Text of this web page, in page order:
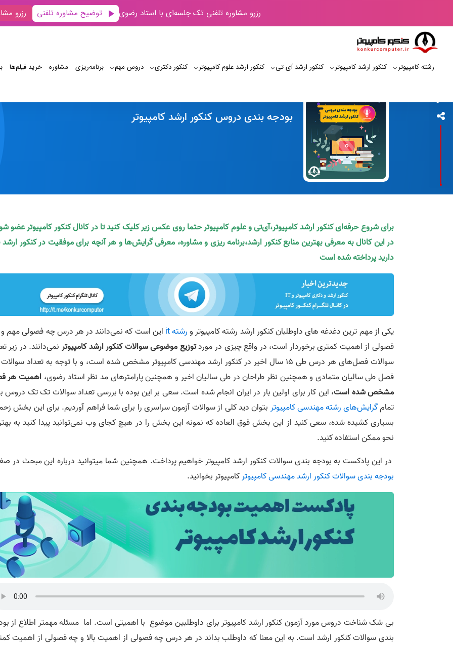
رزرو مشاوره تلفنی تک جلسه‌ای با استاد رضوی توضیح مشاوره تلفنی رزرو
رشته کامپیوتر کنکور ارشد کامپیوتر کنکور ارشد آی‌ تی کنکور ارشد علوم کامپیوتر کنکور دکتری دروس مهم برنامه‌‌ریزی مشاوره خرید فیلم‌ها
بودجه بندی دروس کنکور ارشد کامپیوتر
برای شروع حرفه‌ای کنکور ارشد کامپیوتر،آی‌تی و علوم کامپیوتر حتما روی عکس زیر کلیک کنید تا در کانال کنکور کامپیوتر عضو
در این کانال به معرفی بهترین منابع کنکور ارشد،برنامه ریزی و مشاوره، معرفی گرایش‌ها و هر آنچه برای موفقیت در کنکور ارشد
دارید پرداخته شده است
یکی از مهم ترین دغدغه های داوطلبان کنکور ارشد رشته کامپیوتر ورشته it این است که نمی‌دانند در هر درس چه فصولی مهم
فصولی از اهمیت کمتری برخوردار است، در واقع چیزی در موردتوزیع موضوعی سوالات کنکور ارشد کامپیوترنمی‌دانند. در زیر
سوالات فصل‌های هر درس طی 15 سال اخیر در کنکور ارشد مهندسی کامپیوتر مشخص شده است، و با توجه به تعداد
فصل طی سالیان متمادی و همچنین نظر طراحان در طی سالیان اخیر و همچنین پارامترهای مد نظر استاد رضوی، اهمیت هر
مشخص شده است، این کار برای اولین بار در ایران انجام شده است. سعی بر این بوده با بررسی تعداد سوالات تک تک دروس
تمامگرایش‌های رشته مهندسی کامپیوتر بتوان دید کلی‌ از سوالات آزمون سراسری را برای شما فراهم آوردیم. برای این بخش
بسیاری کشیده شده، سعی کنید از این بخش فوق العاده که نمونه این بخش را در هیچ کجای وب نمی‌توانید پیدا کنید به
نحو ممکن استفاده کنید.
در این پادکست به بودجه بندی سوالات کنکور ارشد کامپیوتر خواهیم پرداخت. همچنین شما میتوانید درباره این مبحث در
بودجه بندی سوالات کنکور ارشد مهندسی کامپیوترکامپیوتر بخوانید.
بی شک شناخت دروس مورد آزمون کنکور ارشد کامپیوتر برای داوطلبین موضوع با اهمیتی است. اما مسئله مهمتر اطلاع از
بندی سوالات کنکور ارشد است. به این معنا که داوطلب بداند در هر درس چه فصولی از اهمیت بالا و چه فصولی از اهمیت